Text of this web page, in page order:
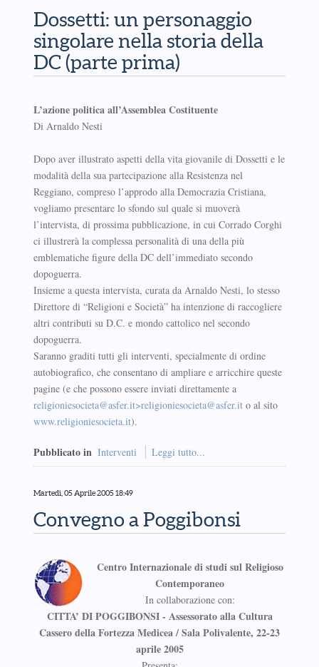
Dossetti: un personaggio
singolare nella storia della
DC (parte prima)
L’azione politica all’Assemblea Costituente
Di Arnaldo Nesti
Dopo aver illustrato aspetti della vita giovanile di Dossetti e le
modalità della sua partecipazione alla Resistenza nel
Reggiano, compreso l’approdo alla Democrazia Cristiana,
vogliamo presentare lo sfondo sul quale si muoverà
l’intervista, di prossima pubblicazione, in cui Corrado Corghi
ci illustrerà la complessa personalità di una della più
emblematiche figure della DC dell’immediato secondo
dopoguerra.
Insieme a questa intervista, curata da Arnaldo Nesti, lo stesso
Direttore di “Religioni e Società” ha intenzione di raccogliere
altri contributi su D.C. e mondo cattolico nel secondo
dopoguerra.
Saranno graditi tutti gli interventi, specialmente di ordine
autobiografico, che consentano di ampliare e arricchire queste
pagine (e che possono essere inviati direttamente a
religioniesocieta@asfer.it>religioniesocieta@asfer.ito al sito
www.religioniesocieta.it).
Pubblicato in Interventi Leggi tutto...
Martedì, 05 Aprile 2005 18:49
Convegno a Poggibonsi
Centro Internazionale di studi sul Religioso
Contemporaneo
In collaborazione con:
CITTA’ DI POGGIBONSI - Assessorato alla Cultura
Cassero della Fortezza Medicea / Sala Polivalente, 22-23
aprile 2005